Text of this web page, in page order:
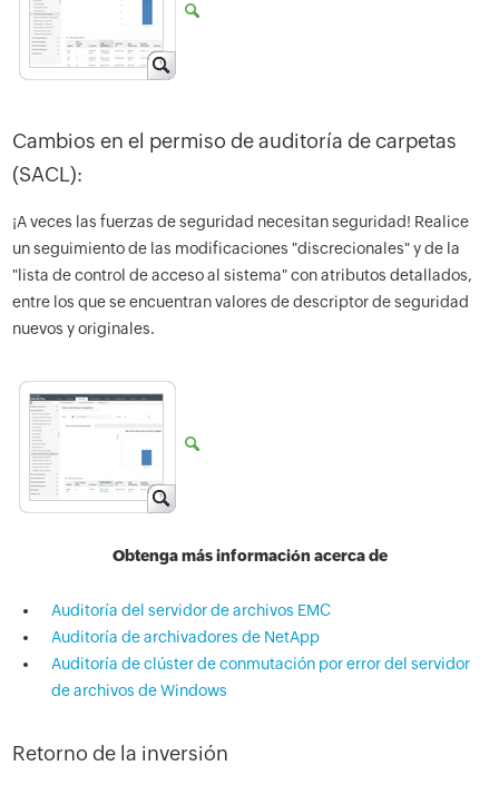
Cambios en el permiso de auditoría de carpetas
(SACL):
¡A veces las fuerzas de seguridad necesitan seguridad! Realice
un seguimiento de las modificaciones "discrecionales" y de la
"lista de control de acceso al sistema" con atributos detallados,
entre los que se encuentran valores de descriptor de seguridad
nuevos y originales.
Obtenga más información acerca de
Auditoría del servidor de archivos EMC
Auditoría de archivadores de NetApp
Auditoría de clúster de conmutación por error del servidor
de archivos de Windows
Retorno de la inversión